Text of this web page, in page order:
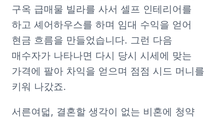
구옥 급매물 빌라를 사서 셀프 인테리어를
하고 셰어하우스를 하며 임대 수익을 얻어
현금 흐름을 만들었습니다. 그런 다음
매수자가 나타나면 다시 당시 시세에 맞는
가격에 팔아 차익을 얻으며 점점 시드 머니를
키워 나갔죠.
서른여덟, 결혼할 생각이 없는 비혼에 청약